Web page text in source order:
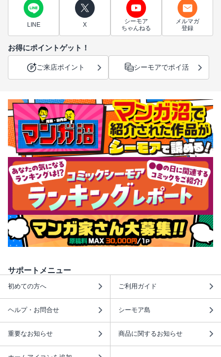
LINE X
シーモア
ちゃんねる
メルマガ
登録
お得にポイントゲット！
ご来店ポイント シーモアでポイ活
サポートメニュー
初めての方へ ご利用ガイド
ヘルプ・お問合せ シーモア島
重要なお知らせ 商品に関するお知らせ